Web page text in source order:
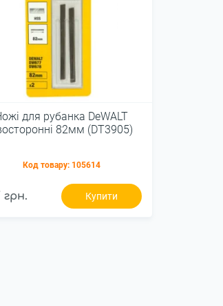
для рубанка DeWALT
82мм (DT3905)
Код товару: 105614
грн. Купити